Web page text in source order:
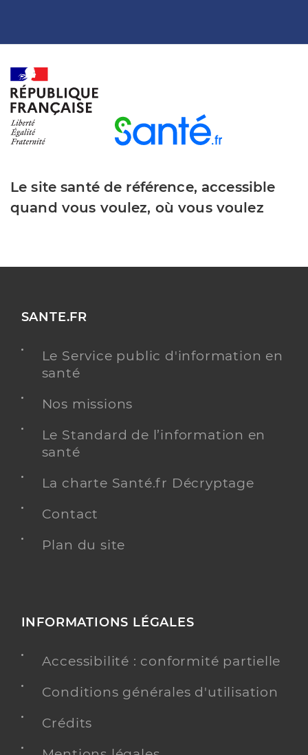
Le site santé de référence, accessible
quand vous voulez, où vous voulez
SANTE.FR
Le Service public d'information en
santé
Nos missions
Le Standard de l’information en
santé
La charte Santé.fr Décryptage
Contact
Plan du site
INFORMATIONS LÉGALES
Accessibilité : conformité partielle
Conditions générales d'utilisation
Crédits